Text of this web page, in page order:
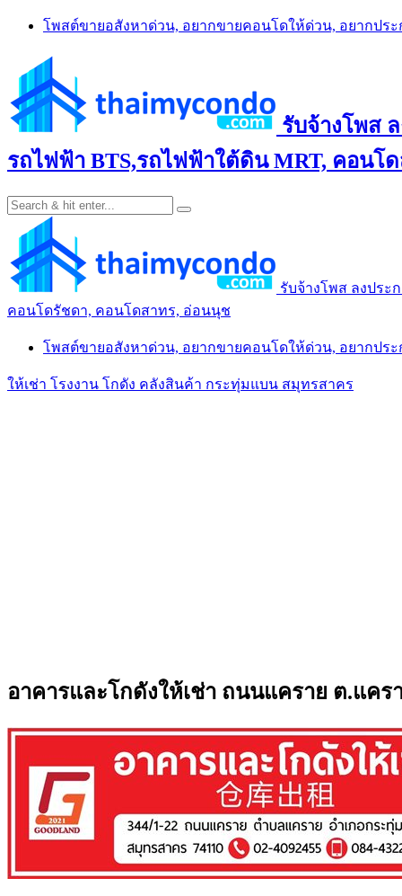
Skip
โพสต์ขายอสังหาด่วน, อยากขายคอนโดให้ด่วน, อยากปร
รับจ้างโพส
รถไฟฟ้า BTS,รถไฟฟ้าใต้ดิน MRT, คอน
รับจ้างโพส ลงประ
คอนโดรัชดา, คอนโดสาทร, อ่อนนุช
โพสต์ขายอสังหาด่วน, อยากขายคอนโดให้ด่วน, อยากปร
ให้เช่า โรงงาน โกดัง คลังสินค้า กระทุ่มแบน สมุทรสาคร
อาคารและโกดังให้เช่า ถนนแคราย ต.แคร